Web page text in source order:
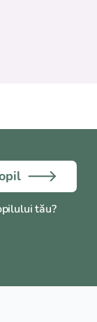
tău?